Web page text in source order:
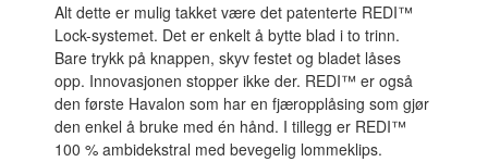
Alt dette er mulig takket være det patenterte REDI™
Lock-systemet. Det er enkelt å bytte blad i to trinn.
Bare trykk på knappen, skyv festet og bladet låses
opp. Innovasjonen stopper ikke der. REDI™ er også
den første Havalon som har en fjæropplåsing som gjør
den enkel å bruke med én hånd. I tillegg er REDI™
100 % ambidekstral med bevegelig lommeklips.